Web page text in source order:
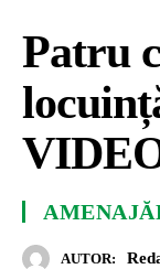
Patru
AUTOR: